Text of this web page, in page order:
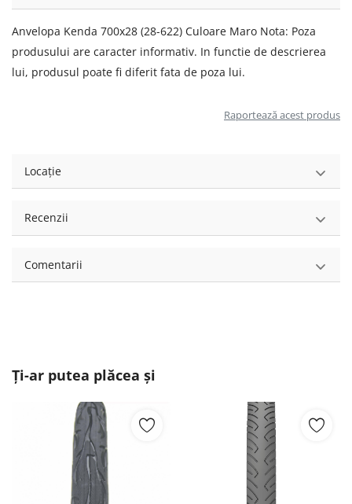
Anvelopa Kenda 700x28 (28-622) Culoare Maro Nota: Poza
produsului are caracter informativ. In functie de descrierea
lui, produsul poate fi diferit fata de poza lui.
Raportează acest produs
Locație
Recenzii
Comentarii
Ți-ar putea plăcea și